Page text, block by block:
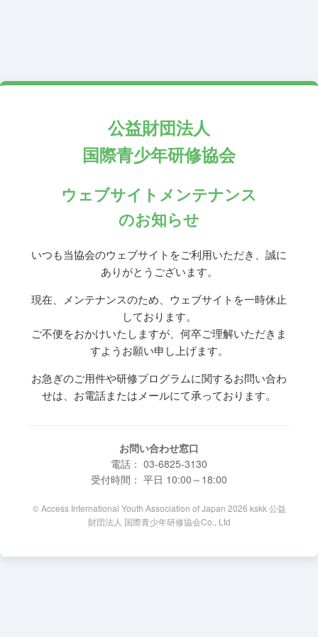
公益財団法人
国際青少年研修協会
ウェブサイトメンテナンス
のお知らせ
いつも当協会のウェブサイトをご利用いただき、誠に
ありがとうございます。
現在、メンテナンスのため、ウェブサイトを一時休止
しております。
ご不便をおかけいたしますが、何卒ご理解いただきま
すようお願い申し上げます。
お急ぎのご用件や研修プログラムに関するお問い合わ
せは、お電話またはメールにて承っております。
お問い合わせ窓口
電話： 03-6825-3130
受付時間： 平日 10:00～18:00
© Access International Youth Association of Japan 2026 kskk 公益
財団法人 国際青少年研修協会Co., Ltd